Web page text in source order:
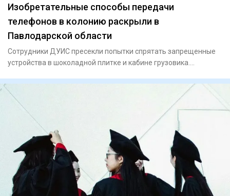
Изобретательные способы передачи
телефонов в колонию раскрыли в
Павлодарской области
Сотрудники ДУИС пресекли попытки спрятать запрещенные
устройства в шоколадной плитке и кабине грузовика.